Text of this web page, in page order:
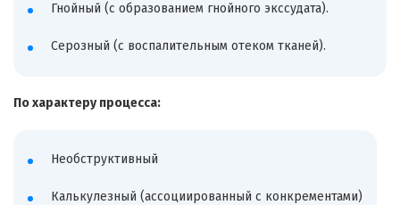
Гнойный (с образованием гнойного экссудата).
Серозный (с воспалительным отеком тканей).
По характеру процесса:
Необструктивный
Калькулезный (ассоциированный с конкрементами)